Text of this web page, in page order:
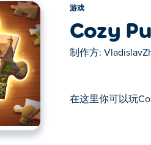
游戏
Cozy
制作方:
在这里你可以玩
Puzzles. Cozy Puzzles是我们的